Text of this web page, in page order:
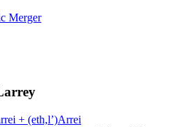
Merger
+ (eth,l’)Arrei